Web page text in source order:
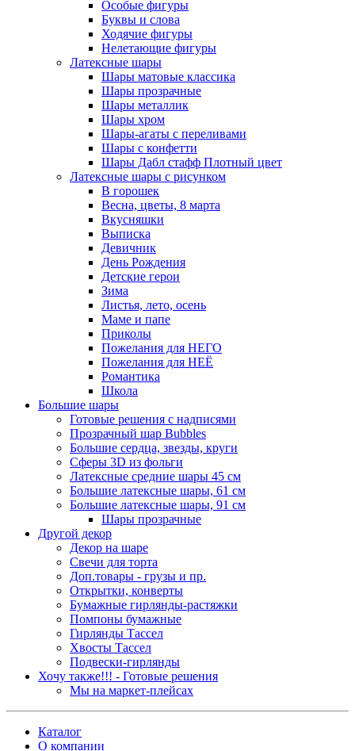
Особые фигуры
Буквы и слова
Ходячие фигуры
Нелетающие фигуры
Латексные шары
Шары матовые классика
Шары прозрачные
Шары металлик
Шары хром
Шары-агаты с переливами
Шары с конфетти
Шары Дабл стафф Плотный цвет
Латексные шары с рисунком
В горошек
Весна, цветы, 8 марта
Вкусняшки
Выписка
Девичник
День Рождения
Детские герои
Зима
Листья, лето, осень
Маме и папе
Приколы
Пожелания для НЕГО
Пожелания для НЕЁ
Романтика
Школа
Большие шары
Готовые решения с надписями
Прозрачный шар Bubbles
Большие сердца, звезды, круги
Сферы 3D из фольги
Латексные средние шары 45 см
Большие латексные шары, 61 см
Большие латексные шары, 91 см
Шары прозрачные
Другой декор
Декор на шаре
Свечи для торта
Доп.товары - грузы и пр.
Открытки, конверты
Бумажные гирлянды-растяжки
Помпоны бумажные
Гирлянды Тассел
Хвосты Тассел
Подвески-гирлянды
Хочу также!!! - Готовые решения
Мы на маркет-плейсах
Каталог
О компании